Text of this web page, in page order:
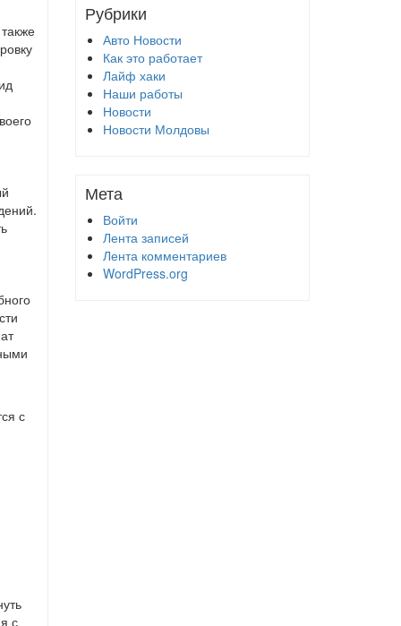
с
с
Рубрики
Авто Новости
Как это работает
Лайф хаки
Наши работы
Новости
Новости Молдовы
Мета
Войти
Лента записей
Лента комментариев
WordPress.org